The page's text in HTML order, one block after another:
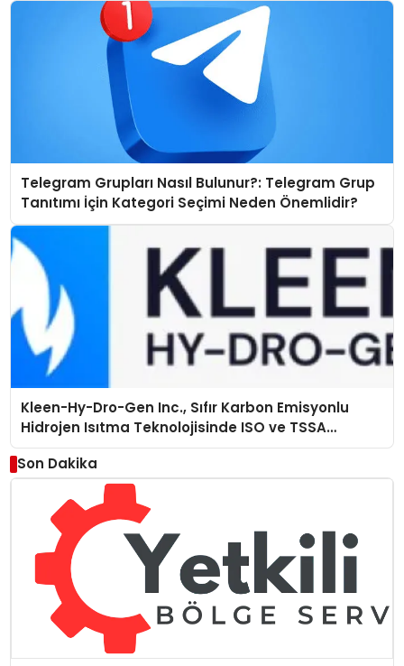
Telegram Grupları Nasıl Bulunur?: Telegram Grup
Tanıtımı İçin Kategori Seçimi Neden Önemlidir?
Kleen-Hy-Dro-Gen Inc., Sıfır Karbon Emisyonlu
Hidrojen Isıtma Teknolojisinde ISO ve TSSA
Düzenleyici Onaylarını Aldı
Son Dakika